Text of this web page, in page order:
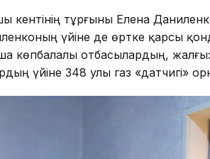
тұрғыны Елена
үйіне де өртке қарсы
көпбалалы отбасылардың,
үйіне 348 улы газ «датчигі»